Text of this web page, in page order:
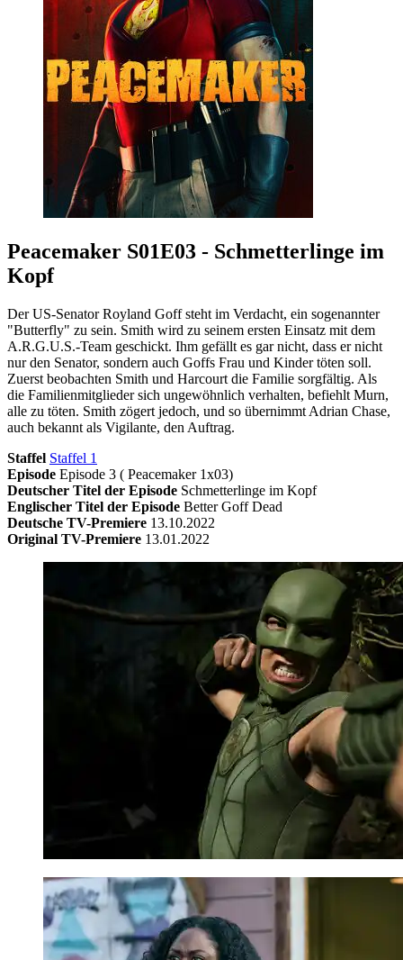
Peacemaker S01E03 - Schmetterlinge im
Kopf
Der US-Senator Royland Goff steht im Verdacht, ein sogenannter
"Butterfly" zu sein. Smith wird zu seinem ersten Einsatz mit dem
A.R.G.U.S.-Team geschickt. Ihm gefällt es gar nicht, dass er nicht
nur den Senator, sondern auch Goffs Frau und Kinder töten soll.
Zuerst beobachten Smith und Harcourt die Familie sorgfältig. Als
die Familienmitglieder sich ungewöhnlich verhalten, befiehlt Murn,
alle zu töten. Smith zögert jedoch, und so übernimmt Adrian Chase,
auch bekannt als Vigilante, den Auftrag.
Staffel Staffel 1
Episode Episode 3 ( Peacemaker 1x03)
Deutscher Titel der Episode Schmetterlinge im Kopf
Englischer Titel der Episode Better Goff Dead
Deutsche TV-Premiere 13.10.2022
Original TV-Premiere 13.01.2022